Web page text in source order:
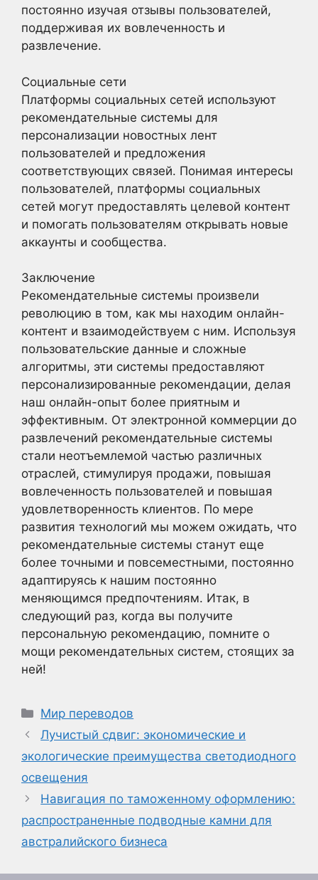
постоянно изучая отзывы пользователей,
поддерживая их вовлеченность и
развлечение.
Социальные сети
Платформы социальных сетей используют
рекомендательные системы для
персонализации новостных лент
пользователей и предложения
соответствующих связей. Понимая интересы
пользователей, платформы социальных
сетей могут предоставлять целевой контент
и помогать пользователям открывать новые
аккаунты и сообщества.
Заключение
Рекомендательные системы произвели
революцию в том, как мы находим онлайн-
контент и взаимодействуем с ним. Используя
пользовательские данные и сложные
алгоритмы, эти системы предоставляют
персонализированные рекомендации, делая
наш онлайн-опыт более приятным и
эффективным. От электронной коммерции до
развлечений рекомендательные системы
стали неотъемлемой частью различных
отраслей, стимулируя продажи, повышая
вовлеченность пользователей и повышая
удовлетворенность клиентов. По мере
развития технологий мы можем ожидать, что
рекомендательные системы станут еще
более точными и повсеместными, постоянно
адаптируясь к нашим постоянно
меняющимся предпочтениям. Итак, в
следующий раз, когда вы получите
персональную рекомендацию, помните о
мощи рекомендательных систем, стоящих за
ней!
Рубрики
Мир переводов
Лучистый сдвиг: экономические и
экологические преимущества светодиодного
освещения
Навигация по таможенному оформлению:
распространенные подводные камни для
австралийского бизнеса